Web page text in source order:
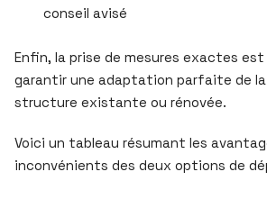
conseil avisé
Enfin, la prise de mesures exactes
garantir une adaptation parfaite de la
structure existante ou rénovée.
Voici un tableau résumant les
inconvénients des deux options de